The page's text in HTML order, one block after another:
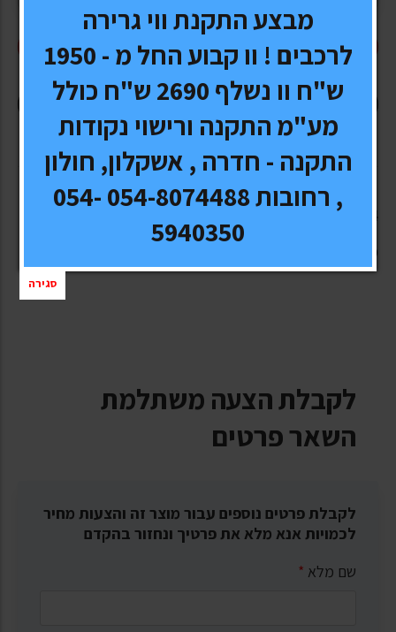
הוסף לעגלה
קנה עכשיו
4 מגיני רוח לDODGE RAM- השחלה בחלון
משלוח חינם.
לקבלת הצעה משתלמת
השאר פרטים
לקבלת פרטים נוספים עבור מוצר זה והצעות מחיר
לכמויות אנא מלא את פרטיך ונחזור בהקדם
שם מלא *
מבצע התקנת ווי גרירה
לרכבים ! וו קבוע החל מ - 1950
ש"ח וו נשלף 2690 ש"ח כולל
מע"מ התקנה ורישוי נקודות
התקנה - חדרה , אשקלון, חולון
, רחובות 054-8074488 054-
5940350
סגירה